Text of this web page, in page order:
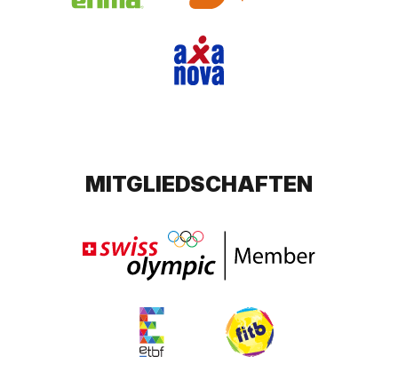
MITGLIEDSCHAFTEN